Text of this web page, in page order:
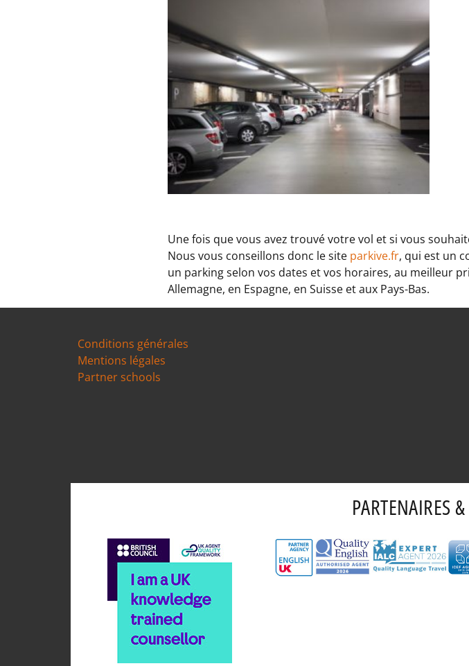
Une fois que vous avez trouvé votre vol et si vous
Nous vous conseillons donc le site parkive.fr, qui est un
un parking selon vos dates et vos horaires, au meilleur
Allemagne, en Espagne, en Suisse et aux Pays-Bas.
Conditions générales
Mentions légales
Partner schools
PARTENAIRES